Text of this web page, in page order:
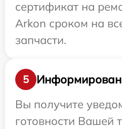
сертификат на
Arkon сроком на
запчасти.
5
Вы получите
готовности Вашей